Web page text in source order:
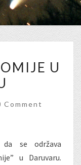
U
Comment
se održava
u Daruvaru.